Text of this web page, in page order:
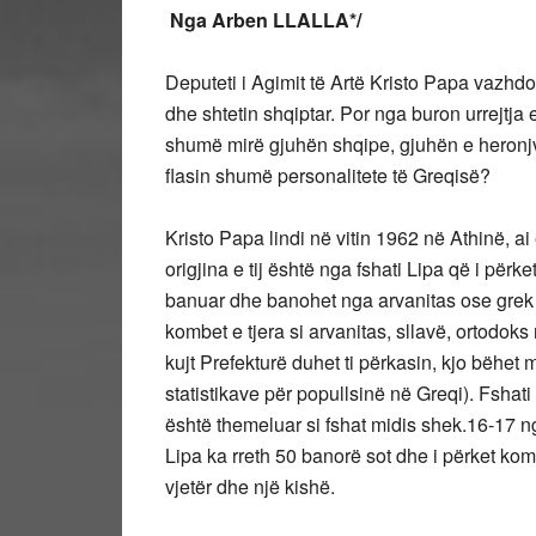
Nga Arben LLALLA*/
Deputeti i Agimit të Artë Kristo Papa
dhe shtetin shqiptar. Por nga buron
shumë mirë gjuhën shqipe, gjuhën e
flasin shumë personalitete të Greqisë?
Kristo Papa lindi në vitin 1962 në Athinë,
origjina e tij është nga fshati Lipa që i
banuar dhe banohet nga arvanitas ose
kombet e tjera si arvanitas, sllavë,
kujt Prefekturë duhet ti përkasin, kjo bëhet
statistikave për popullsinë në Greqi).
është themeluar si fshat midis shek.16-17
Lipa ka rreth 50 banorë sot dhe i përket
vjetër dhe një kishë.